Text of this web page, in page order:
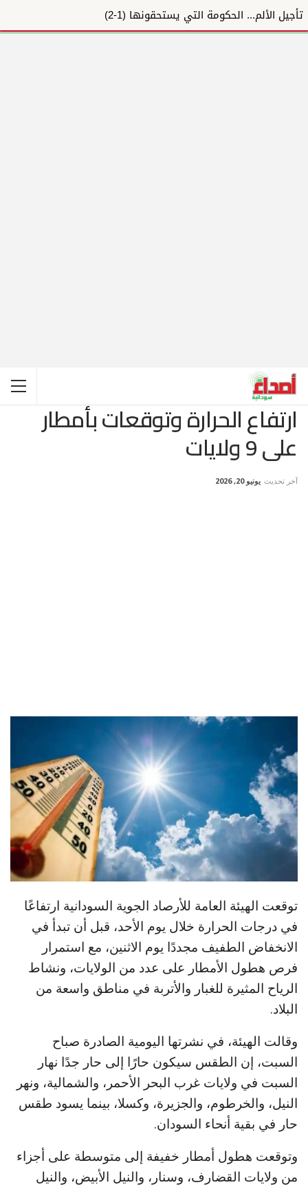
تأجيل الألم... الحكومة التي يستحقونها (1-2)
ارتفاع الحرارة وتوقعات بأمطار
على 9 ولايات
آخر تحديث يونيو 20, 2026
توقعت الهيئة العامة للأرصاد الجوية السودانية ارتفاعًا
في درجات الحرارة خلال يوم الأحد، قبل أن تبدأ في
الانخفاض الطفيف مجددًا يوم الاثنين، مع استمرار
فرص هطول الأمطار على عدد من الولايات، ونشاط
الرياح المثيرة للغبار والأتربة في مناطق واسعة من
البلاد.
وقالت الهيئة، في نشرتها اليومية الصادرة صباح
السبت، إن الطقس سيكون حارًا إلى حار جدًا نهار
السبت في ولايات غرب البحر الأحمر، والشمالية، ونهر
النيل، والخرطوم، والجزيرة، وكسلا، بينما يسود طقس
حار في بقية أنحاء السودان.
وتوقعت هطول أمطار خفيفة إلى متوسطة على أجزاء
من ولايات القضارف، وسنار، والنيل الأبيض، والنيل